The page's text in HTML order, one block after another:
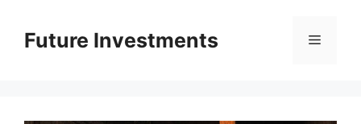
вмістуFuture Investments Меню